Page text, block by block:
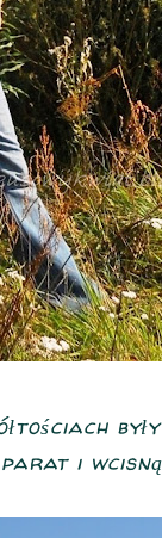
i